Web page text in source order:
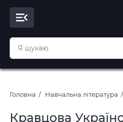
Головна Навчальна література
Кравцова